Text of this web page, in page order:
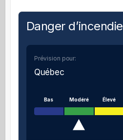
Danger d’incendie
Prévision pour:
Québec
Bas Modéré Élevé